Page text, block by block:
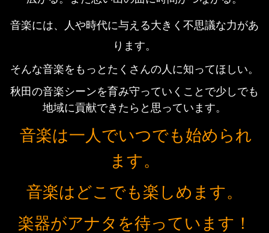
音楽には、人や時代に与える大きく不思議な力があ
ります。
そんな音楽をもっとたくさんの人に知ってほしい。
秋田の音楽シーンを育み守っていくことで少しでも
地域に貢献できたらと思っています。
音楽は一人でいつでも始められ
ます。
音楽はどこでも楽しめます。
楽器がアナタを待っています！